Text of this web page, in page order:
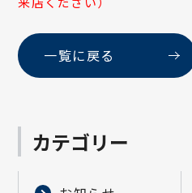
一覧に戻る
カテゴリー